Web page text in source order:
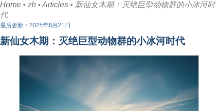
Home • zh • Articles • 新仙女木期：灭绝巨型动物群的小冰河时
代
最后更新：2025年8月21日
新仙女木期：灭绝巨型动物群的小冰河时代